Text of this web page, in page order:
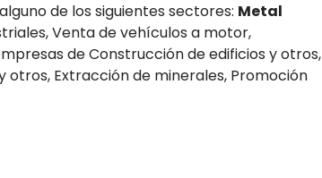
de los siguientes sectores: Metal
Venta de vehículos a motor,
de Construcción de edificios y otros,
Extracción de minerales, Promoción